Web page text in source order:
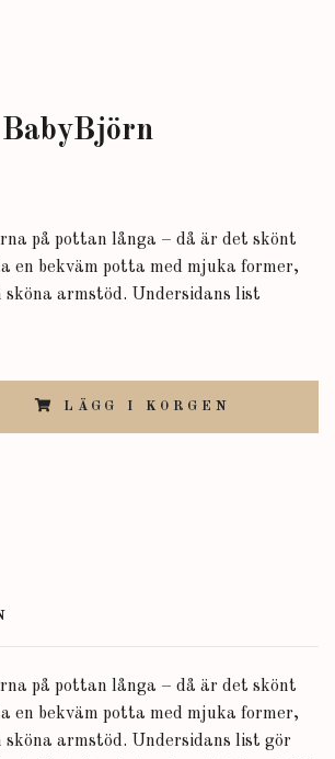
på pottan långa – då är det skönt
en bekväm potta med mjuka former,
sköna armstöd. Undersidans list
LÄGG I KORGEN
på pottan långa – då är det skönt
en bekväm potta med mjuka former,
sköna armstöd. Undersidans list gör